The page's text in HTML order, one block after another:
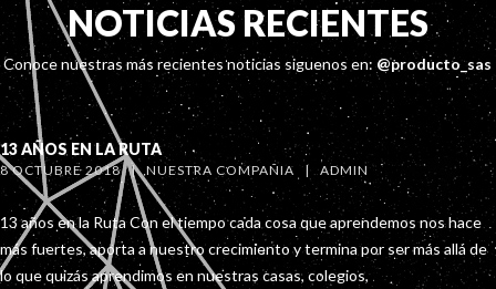
NOTICIAS RECIENTES
Conoce nuestras más recientes noticias siguenos en:@producto_sas
13 AÑOS EN LA RUTA
8 OCTUBRE 2018   | NUESTRA COMPAÑIA
   |
ADMIN
13 años en la Ruta Con el tiempo cada cosa que aprendemos nos hace
más fuertes, aporta a nuestro crecimiento y termina por ser más allá de
lo que quizás aprendimos en nuestras casas, colegios,